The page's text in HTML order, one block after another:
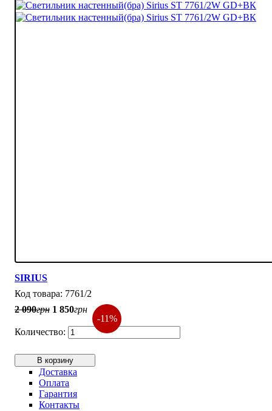
SIRIUS
7761/2
-11%
2 090грн 1 850грн
В корзину
Доставка
Оплата
Гарантия
Контакты